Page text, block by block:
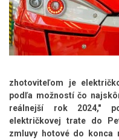
zhotoviteľom je
podľa možností čo
reálnejší rok 2024,"
električkovej trate do
zmluvy hotové do konca